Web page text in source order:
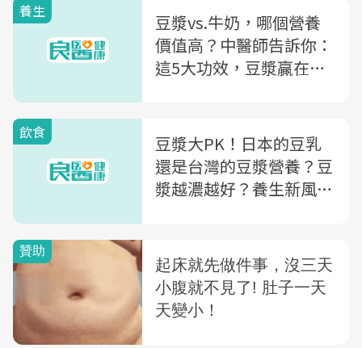
養生
豆漿vs.牛奶，哪個營養
價值高？中醫師告訴你：
這5大功效，豆漿贏在哪
飲食
豆漿大PK！日本的豆乳
還是台灣的豆漿營養？豆
漿越濃越好？養生新風潮